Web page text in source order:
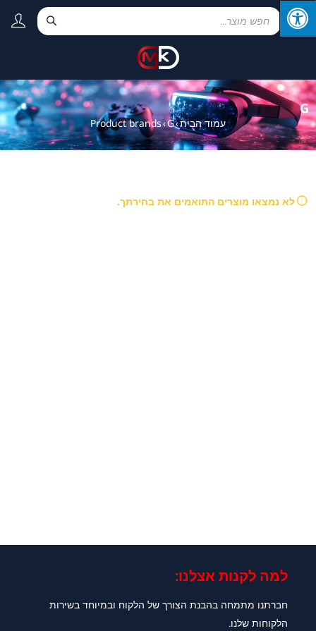
G
עמוד הבית›
Product brands›G
לא נמצאו מוצרים התואמים את בחירתך.
למה לקנות אצלנו:​
חברתנו מתמחה בהבנת הצורך של הלקוח ובמיוחד בשירות
הלקוחות שלנו.